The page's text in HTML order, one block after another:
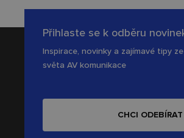
Přihlaste se k odběru
Inspirace, novinky a zajímavé tipy ze
světa AV komunikace
CHCI